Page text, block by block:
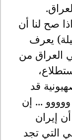
صح لنا أن
يعرف
العراق من
قد
... إن
إيران
التي تجد